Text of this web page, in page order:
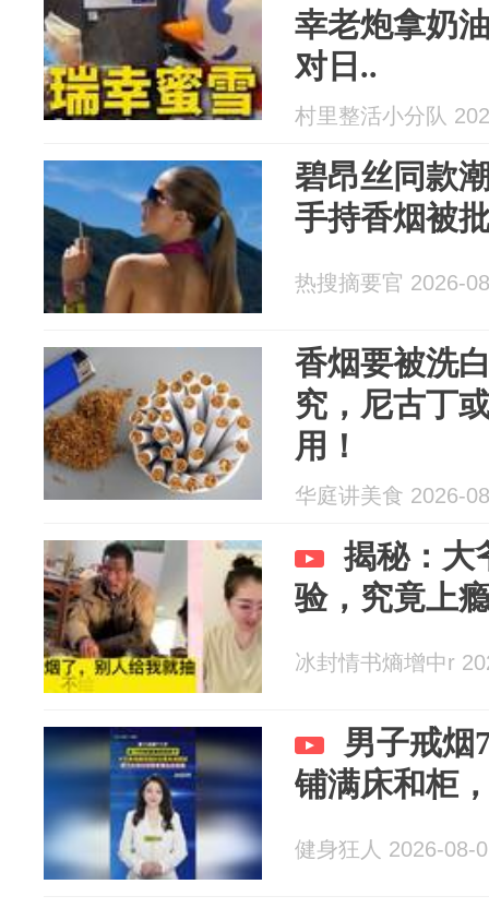
幸老炮拿奶
对日..
村里整活小分队
碧昂丝同款
手持香烟被
热搜摘要官 2026-
香烟要被洗
究，尼古丁
用！
华庭讲美食 2026-
揭秘：大
验，究竟上
冰封情书熵增中r
男子戒烟
铺满床和柜
健身狂人 2026-08-